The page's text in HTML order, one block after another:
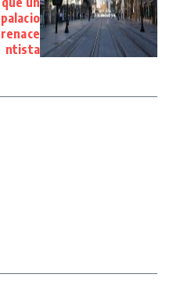
palacio
renace
ntista